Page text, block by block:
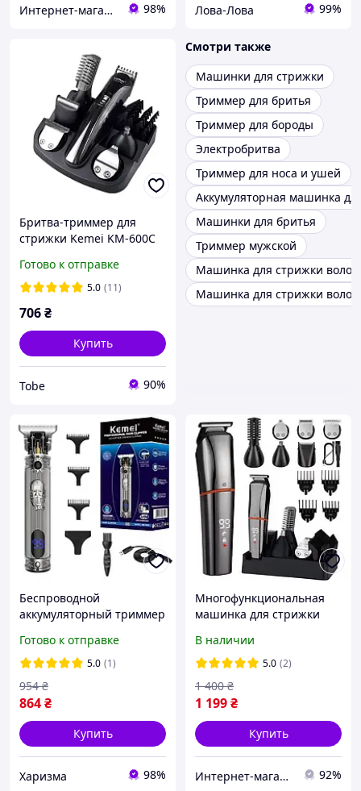
Интернет-магазин "OpenSalon" 98% Лова-Лова 99%
Бритва-триммер для
стрижки Kemei KM-600C
Готово к отправке
5.0 (11)
706₴
Купить
Tobe 90%
Смотри также
Машинки для стрижки
Триммер для бритья
Триммер для бороды
Электробритва
Триммер для носа и ушей
Аккумуляторная машинка
Машинки для бритья
Триммер мужской
Машинка для стрижки
Машинка для стрижки волос
Беспроводной
аккумуляторный триммер
KM-700H со сменными
насадками 1-3 мм
Готово к отправке
5.0 (1)
864₴
954 ₴
Купить
Харизма 98%
Многофункциональная
машинка для стрижки
насадками для бороды,
ушей, носа и тела
В наличии
5.0 (2)
1 199₴
1 400 ₴
Купить
Интернет-магазин "FenixShops" 92%